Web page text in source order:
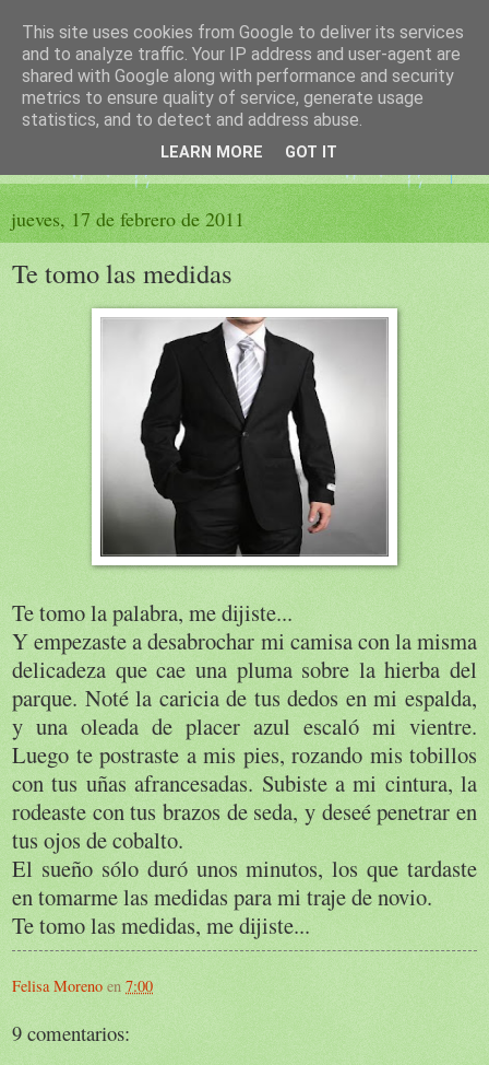
El sueño de las palabras
PÁGINA LITERARIA DE FELISA MORENO
jueves, 17 de febrero de 2011
Te tomo las medidas
Te tomo la palabra, me dijiste...
Y empezaste a desabrochar mi camisa con la misma
delicadeza que cae una pluma sobre la hierba del
parque. Noté la caricia de tus dedos en mi espalda,
y una oleada de placer azul escaló mi vientre.
Luego te postraste a mis pies, rozando mis tobillos
con tus uñas afrancesadas. Subiste a mi cintura, la
rodeaste con tus brazos de seda, y deseé penetrar en
tus ojos de cobalto.
El sueño sólo duró unos minutos, los que tardaste
en tomarme las medidas para mi traje de novio.
Te tomo las medidas, me dijiste...
Felisa Moreno en 7:00
9 comentarios:
This site uses cookies from Google to deliver its services
and to analyze traffic. Your IP address and user-agent are
shared with Google along with performance and security
metrics to ensure quality of service, generate usage
statistics, and to detect and address abuse.
LEARN MORE GOT IT